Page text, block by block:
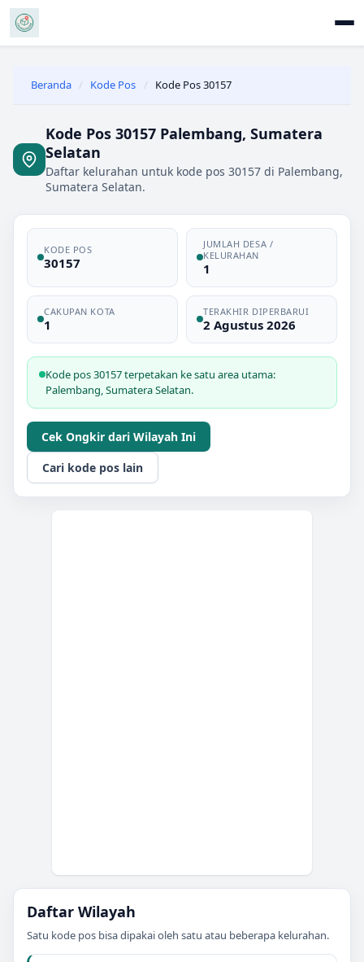
Beranda / Kode Pos / Kode Pos 30157
Kode Pos 30157 Palembang, Sumatera
Selatan
Daftar kelurahan untuk kode pos 30157 di Palembang,
Sumatera Selatan.
KODE POS
30157
JUMLAH DESA /
KELURAHAN
1
CAKUPAN KOTA
1
TERAKHIR DIPERBARUI
2 Agustus 2026
Kode pos 30157 terpetakan ke satu area utama:
Palembang, Sumatera Selatan.
Cek Ongkir dari Wilayah Ini
Cari kode pos lain
Daftar Wilayah
Satu kode pos bisa dipakai oleh satu atau beberapa kelurahan.